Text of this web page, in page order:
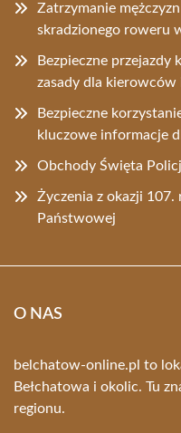
Zatrzymanie
skradzionego roweru
Bezpieczne
zasady dla kierowców
Bezpieczne
kluczowe informacje
Obchody Święta
Życzenia z okazji
Państwowej
O NAS
belchatow-online.pl to
Bełchatowa i okolic. Tu
regionu.